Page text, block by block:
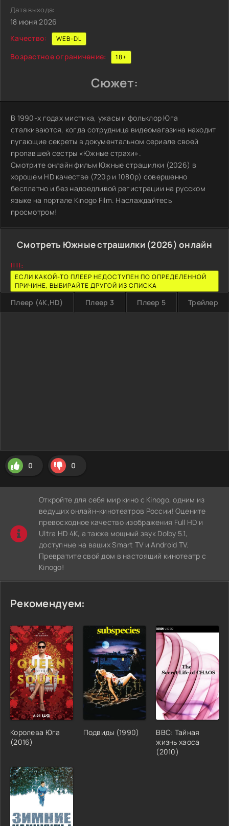
Дата выхода:
18 июня 2026
Качество:
WEB-DL
Возрастное ограничение: 18+
Сюжет:
В 1990-х годах мистика, ужасы и фольклор Юга
сталкиваются, когда сотрудница видеомагазина находит
пугающие секреты в документальном сериале своей
пропавшей сестры «Южные страхи».
Смотрите онлайн фильм Южные страшилки (2026) в
хорошем HD качестве (720p и 1080p) совершенно
бесплатно и без надоедливой регистрации на русском
языке на портале Kinogo Film. Наслаждайтесь
просмотром!
Смотреть Южные страшилки (2026) онлайн
!!!!:
ЕСЛИ КАКОЙ-ТО ПЛЕЕР НЕДОСТУПЕН ПО ОПРЕДЕЛЕННОЙ
ПРИЧИНЕ, ВЫБИРАЙТЕ ДРУГОЙ ИЗ СПИСКА
Плеер (4K,HD) Плеер 3 Плеер 5 Трейлер
0 0
Откройте для себя мир кино с Kinogo, одним из
ведущих онлайн-кинотеатров России! Оцените
превосходное качество изображения Full HD и
Ultra HD 4K, а также мощный звук Dolby 5.1,
доступные на ваших Smart TV и Android TV.
Превратите свой дом в настоящий кинотеатр с
Kinogo!
Рекомендуем:
Королева Юга
(2016)
Подвиды (1990)
BBC: Тайная
жизнь хаоса
(2010)